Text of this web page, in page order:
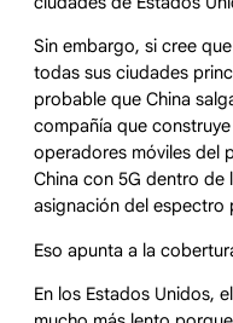
Sin embargo, si cree
todas sus ciudades
probable que China
compañía que
operadores móviles del
China con 5G dentro de
asignación del
Eso apunta a la
En los Estados Unidos,